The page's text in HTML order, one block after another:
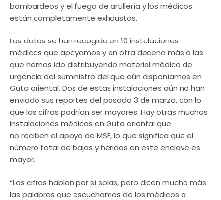
bombardeos y el fuego de artillería y los médicos
están completamente exhaustos.
Los datos se han recogido en 10 instalaciones
médicas que apoyamos y en otra decena más a las
que hemos ido distribuyendo material médico de
urgencia del suministro del que aún disponíamos en
Guta oriental. Dos de estas instalaciones aún no han
enviado sus reportes del pasado 3 de marzo, con lo
que las cifras podrían ser mayores. Hay otras muchas
instalaciones médicas en Guta oriental que
no reciben el apoyo de MSF, lo que significa que el
número total de bajas y heridos en este enclave es
mayor.
“Las cifras hablan por sí solas, pero dicen mucho más
las palabras que escuchamos de los médicos a